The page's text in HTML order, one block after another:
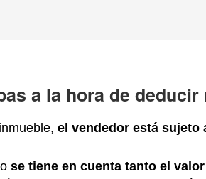
a la hora de
el vendedor está sujeto
se tiene en cuenta tanto el